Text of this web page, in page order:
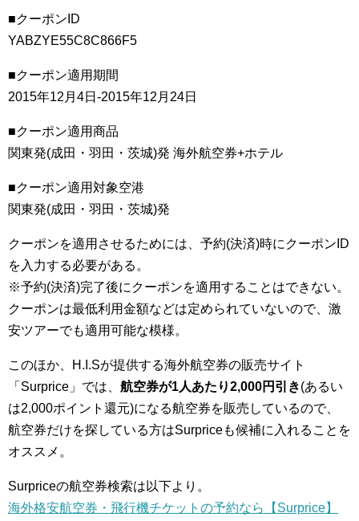
■クーポンID
YABZYE55C8C866F5
■クーポン適用期間
2015年12月4日-2015年12月24日
■クーポン適用商品
関東発(成田・羽田・茨城)発 海外航空券+ホテル
■クーポン適用対象空港
関東発(成田・羽田・茨城)発
クーポンを適用させるためには、予約(決済)時にクーポンID
を入力する必要がある。
※予約(決済)完了後にクーポンを適用することはできない。
クーポンは最低利用金額などは定められていないので、激
安ツアーでも適用可能な模様。
このほか、H.I.Sが提供する海外航空券の販売サイト
「Surprice」では、 航空券が1人あたり2,000円引き(あるい
は2,000ポイント還元)になる航空券を販売しているので、
航空券だけを探している方はSurpriceも候補に入れることを
オススメ。
Surpriceの航空券検索は以下より。
海外格安航空券・飛行機チケットの予約なら【Surprice】